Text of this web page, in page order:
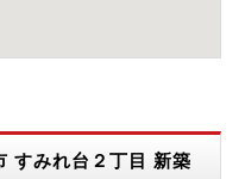
すみれ台２丁目 新築